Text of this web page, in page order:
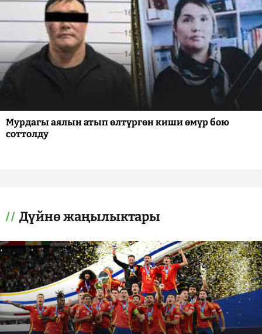
Мурдагы аялын атып өлтүргөн киши өмүр бою
соттолду
Дүйнө жаңылыктары